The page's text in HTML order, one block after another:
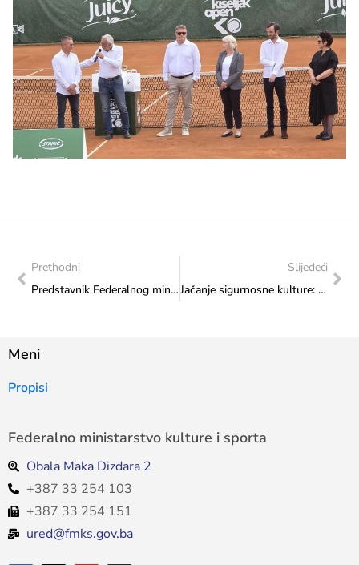
Prethodni
Predstavnik Federalnog ministarstva kulture i sporta na „Sarajevo Cycling Forumu“: Podrška razvoju biciklističke infrastrukture i održivom turizmu
Slijedeći
Jačanje sigurnosne kulture: Obuka iz protupožarne zaštite za uposlenike Zavoda
Meni
Propisi
Federalno ministarstvo kulture i sporta
Obala Maka Dizdara 2
+387 33 254 103
+387 33 254 151
ured@fmks.gov.ba